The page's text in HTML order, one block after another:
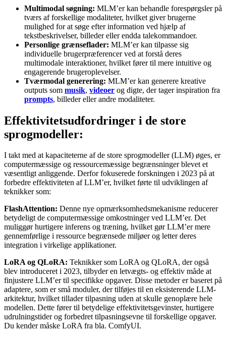
Multimodal søgning: MLM’er kan behandle forespørgsler på
tværs af forskellige modaliteter, hvilket giver brugerne
mulighed for at søge efter information ved hjælp af
tekstbeskrivelser, billeder eller endda talekommandoer.
Personlige grænseflader: MLM’er kan tilpasse sig
individuelle brugerpræferencer ved at forstå deres
multimodale interaktioner, hvilket fører til mere intuitive og
engagerende brugeroplevelser.
Tværmodal generering: MLM’er kan generere kreative
outputs som musik, videoer og digte, der tager inspiration fra
prompts, billeder eller andre modaliteter.
Effektivitetsudfordringer i de store
sprogmodeller:
I takt med at kapaciteterne af de store sprogmodeller (LLM) øges, er
computermæssige og ressourcemæssige begrænsninger blevet et
væsentligt anliggende. Derfor fokuserede forskningen i 2023 på at
forbedre effektiviteten af LLM’er, hvilket førte til udviklingen af
teknikker som:
FlashAttention: Denne nye opmærksomhedsmekanisme reducerer
betydeligt de computermæssige omkostninger ved LLM’er. Det
muliggør hurtigere inferens og træning, hvilket gør LLM’er mere
gennemførlige i ressource begrænsede miljøer og letter deres
integration i virkelige applikationer.
LoRA og QLoRA: Teknikker som LoRA og QLoRA, der også
blev introduceret i 2023, tilbyder en letvægts- og effektiv måde at
finjustere LLM’er til specifikke opgaver. Disse metoder er baseret på
adaptere, som er små moduler, der tilføjes til en eksisterende LLM-
arkitektur, hvilket tillader tilpasning uden at skulle genoplære hele
modellen. Dette fører til betydelige effektivitetsgevinster, hurtigere
udrulningstider og forbedret tilpasningsevne til forskellige opgaver.
Du kender måske LoRA fra bla. ComfyUI.